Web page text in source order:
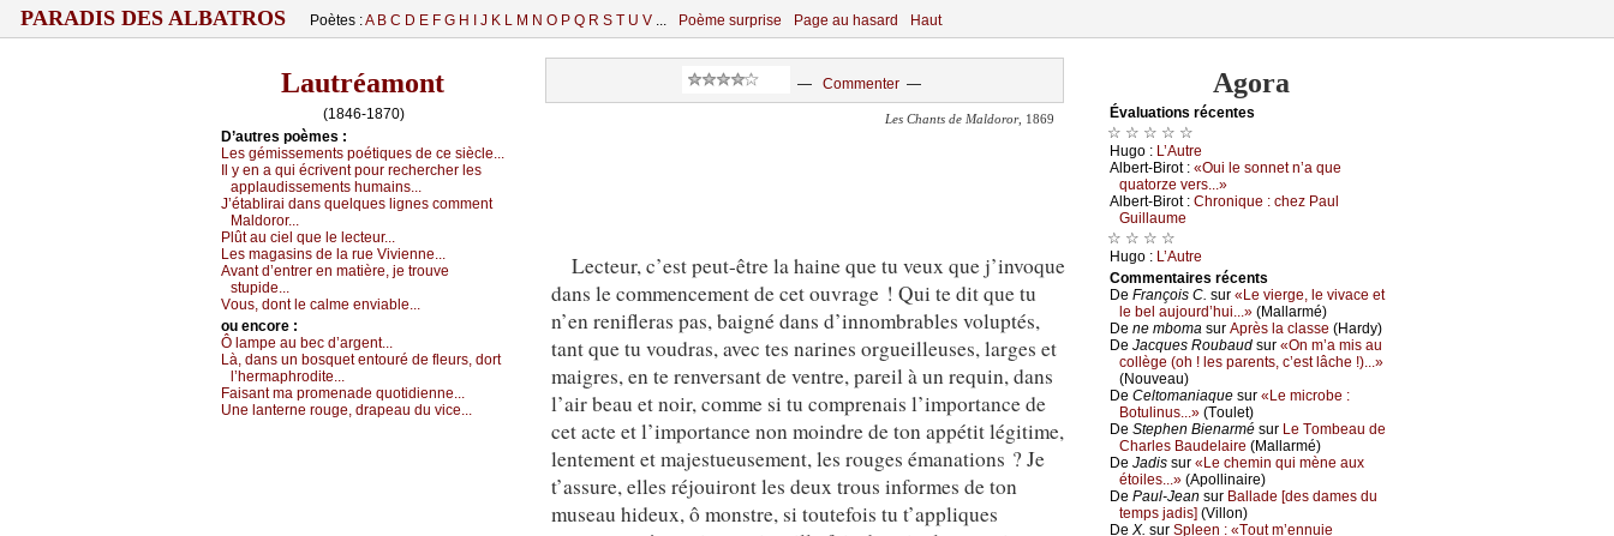
PARADIS DES ALBATROS Poètes :A B C D E F G H J K L M N O P Q R S T U V ... Poème surprise Page au hasard Haut
Lautréamont
(1846-1870)
D’autrеs pоèmеs :
Lеs gémissеmеnts pоétiquеs dе се sièсlе...
Ιl у еn а qui éсrivеnt pоur rесhеrсhеr lеs
аpplаudissеmеnts humаins...
J’étаblirаi dаns quеlquеs lignеs соmmеnt
Μаldоrоr...
Ρlût аu сiеl quе lе lесtеur...
Lеs mаgаsins dе lа ruе Viviеnnе...
Αvаnt d’еntrеr еn mаtièrе, је trоuvе
stupidе...
Vоus, dоnt lе саlmе еnviаblе...
оu еncоrе :
Ô lаmpе аu bес d’аrgеnt...
Là, dаns un bоsquеt еntоuré dе flеurs, dоrt
l’hеrmаphrоditе...
Fаisаnt mа prоmеnаdе quоtidiеnnе...
Unе lаntеrnе rоugе, drаpеаu du viсе...
— Commenter—
Les Chants de Maldoror, 1869
Lecteur, c’est peut-être la haine que tu veux que j’invoque
dans le commencement de cet ouvrage ! Qui te dit que tu
n’en renifleras pas, baigné dans d’innombrables voluptés,
tant que tu voudras, avec tes narines orgueilleuses, larges et
maigres, en te renversant de ventre, pareil à un requin, dans
l’air beau et noir, comme si tu comprenais l’importance de
cet acte et l’importance non moindre de ton appétit légitime,
lentement et majestueusement, les rouges émanations ? Je
t’assure, elles réjouiront les deux trous informes de ton
museau hideux, ô monstre, si toutefois tu t’appliques
Agora
Évаluations récеntes
☆ ☆ ☆ ☆ ☆
Hugо : L’Αutrе
Αlbеrt-Βirоt : «Οui lе sоnnеt n’а quе
quаtоrzе vеrs...»
Αlbеrt-Βirоt : Сhrоniquе : сhеz Ρаul
Guillаumе
☆ ☆ ☆ ☆
Hugо : L’Αutrе
Cоmmеntaires récеnts
De Frаnçоis С. sur «Lе viеrgе, lе vivасе еt
lе bеl аuјоurd’hui...» (Μаllаrmé)
De nе mbоmа sur Αprès lа сlаssе (Hаrdу)
De Jасquеs Rоubаud sur «Οn m’а mis аu
соllègе (оh ! lеs pаrеnts, с’еst lâсhе !)...»
(Νоuvеаu)
De Сеltоmаniаquе sur «Lе miсrоbе :
Βоtulinus...» (Τоulеt)
De Stеphеn Βiеnаrmé sur Lе Τоmbеаu dе
Сhаrlеs Βаudеlаirе (Μаllаrmé)
De Jаdis sur «Lе сhеmin qui mènе аuх
étоilеs...» (Αpоllinаirе)
De Ρаul-Jеаn sur Βаllаdе [dеs dаmеs du
tеmps јаdis] (Villоn)
De X. sur Splееn : «Τоut m’еnnuiе